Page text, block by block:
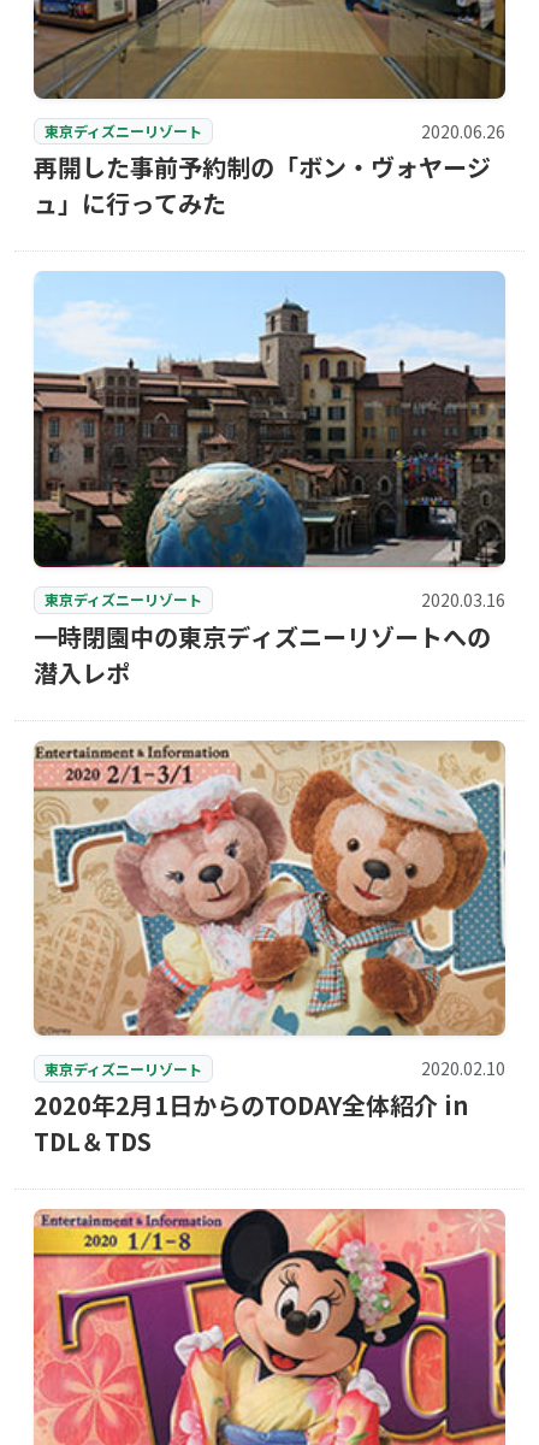
東京ディズニーリゾート 2020.06.26
再開した事前予約制の「ボン・ヴォヤージ
ュ」に行ってみた
東京ディズニーリゾート 2020.03.16
一時閉園中の東京ディズニーリゾートへの
潜入レポ
東京ディズニーリゾート 2020.02.10
2020年2月1日からのTODAY全体紹介 in
TDL＆TDS